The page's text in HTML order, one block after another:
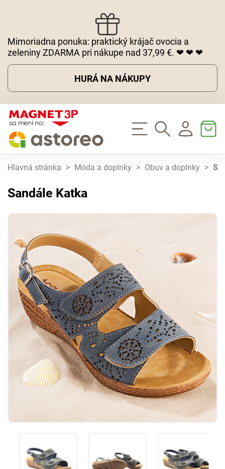
Mimoriadna ponuka: praktický krájač ovocia a
zeleniny ZDARMA pri nákupe nad 37,99 €. ❤ ❤ ❤
HURÁ NA NÁKUPY
Hlavná stránka > Móda a doplnky > Obuv a doplnky >
Sandále Katka